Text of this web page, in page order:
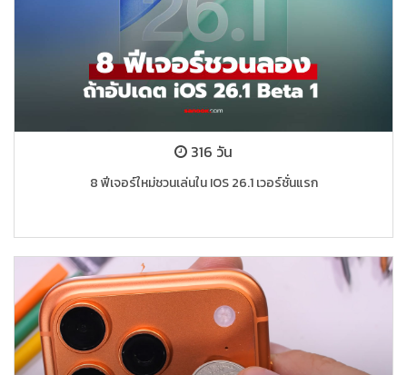
316 วัน
8 ฟีเจอร์ใหม่ชวนเล่นใน IOS 26.1 เวอร์ชั่นแรก